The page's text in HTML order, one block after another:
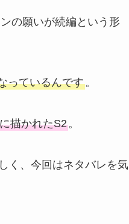
の願いが続編という形
っているんです。
描かれたS2。
く、今回はネタバレを気